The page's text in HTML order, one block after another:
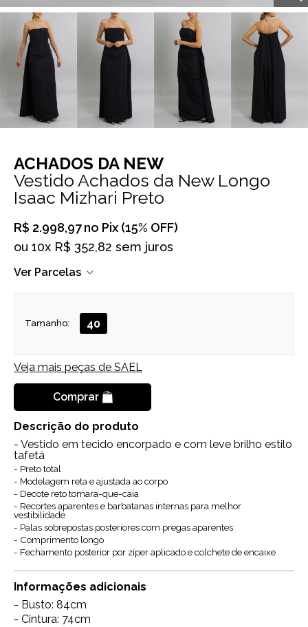
ACHADOS DA NEW
Vestido Achados da New Longo
Isaac Mizhari Preto
R$ 2.998,97no Pix (15% OFF)
ou 10x R$ 352,82 sem juros
Ver Parcelas
Tamanho: 40
Veja mais peças de SAEL
Comprar
Descrição do produto
- Vestido em tecido encorpado e com leve brilho estilo
tafetá
- Preto total
- Modelagem reta e ajustada ao corpo
- Decote reto tomara-que-caia
- Recortes aparentes e barbatanas internas para melhor
vestibilidade
- Palas sobrepostas posteriores com pregas aparentes
- Comprimento longo
- Fechamento posterior por zíper aplicado e colchete de encaixe
Informações adicionais
- Busto: 84cm
- Cintura: 74cm